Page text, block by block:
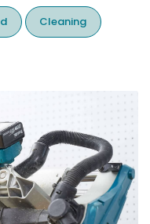
Cleaning